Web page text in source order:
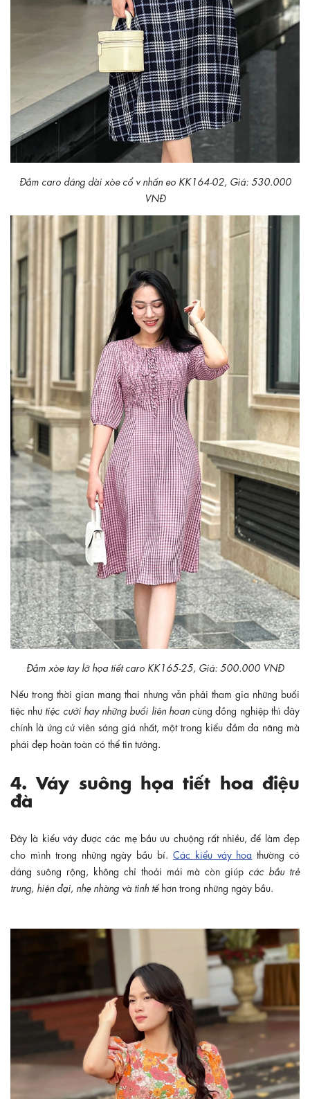
Đầm caro dáng dài xòe cổ v nhấn eo KK164-02, Giá: 530.000
VNĐ
Đầm xòe tay lỡ họa tiết caro KK165-25, Giá: 500.000 VNĐ
Nếu trong thời gian mang thai nhưng vẫn phải tham gia những buổi
tiệc như tiệc cưới hay những buổi liên hoancùng đồng nghiệp thì đây
chính là ứng cử viên sáng giá nhất, một trong kiểu đầm đa năng mà
phái đẹp hoàn toàn có thể tin tưởng.
4. Váy suông họa tiết hoa điệu
đà
Đây là kiểu váy được các mẹ bầu ưu chuộng rất nhiều, để làm đẹp
cho mình trong những ngày bầu bí. Các kiểu váy hoa thường có
dáng suông rộng,
không chỉ thoải mái mà còn giúp các bầu trẻ
trung, hiện đại, nhẹ nhàng và tinh tếhơn trong những ngày bầu.